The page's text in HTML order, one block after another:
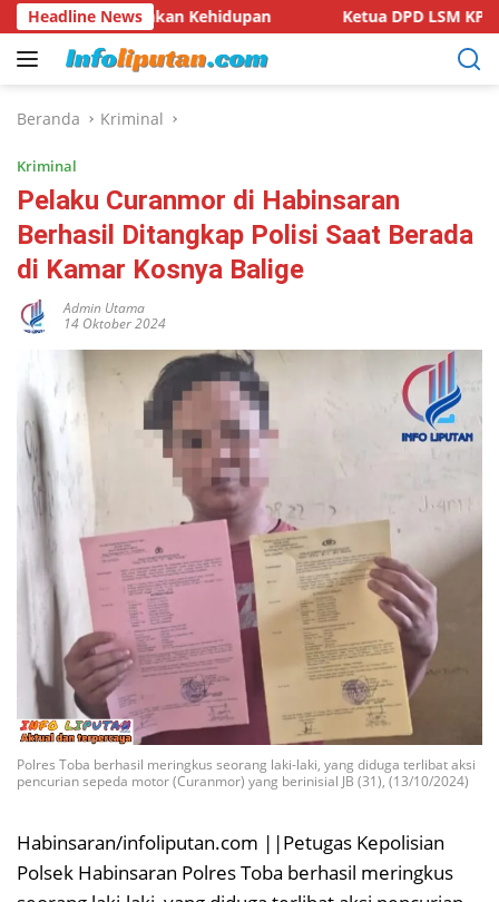
Langsung
ke
konten
Headline News
Kehidupan Ketua DPD LSM KPK RI Provinsi
Beranda Kriminal
Kriminal
Pelaku Curanmor di Habinsaran
Berhasil Ditangkap Polisi Saat Berada
di Kamar Kosnya Balige
Admin Utama
14 Oktober 2024
Polres Toba berhasil meringkus seorang laki-laki, yang diduga terlibat aksi
pencurian sepeda motor (Curanmor) yang berinisial JB (31), (13/10/2024)
Habinsaran/infoliputan.com ||Petugas Kepolisian
Polsek Habinsaran Polres Toba berhasil meringkus